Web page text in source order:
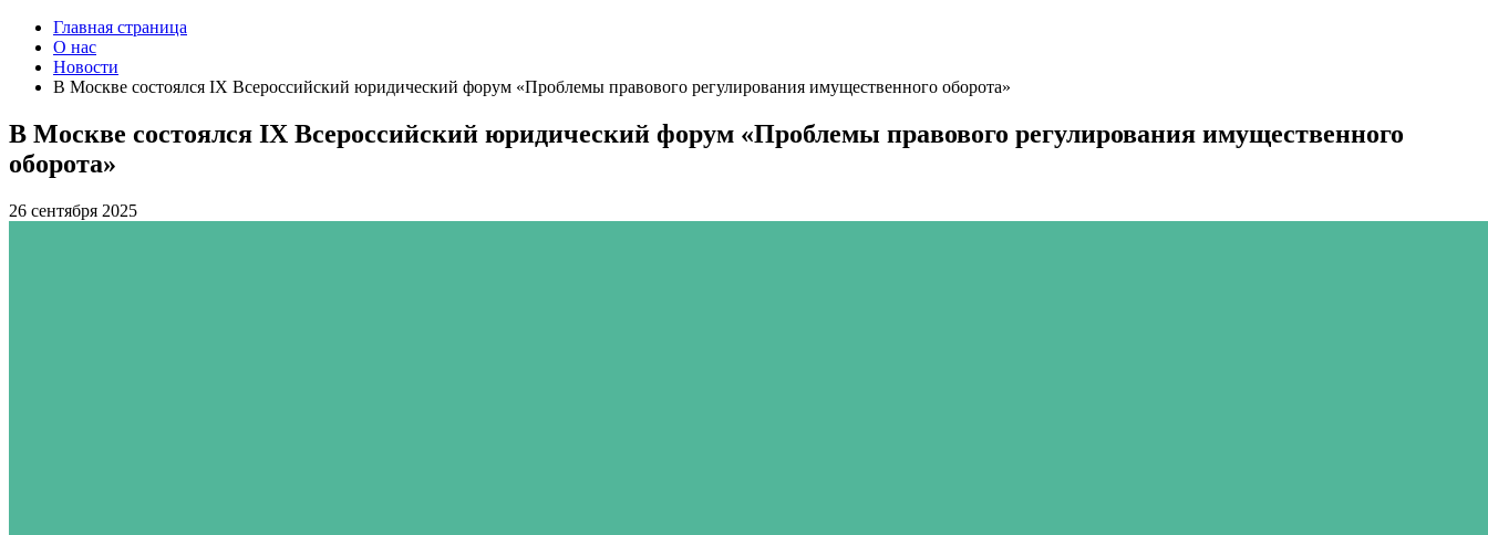
Главная страница
О нас
Новости
В Москве состоялся IX Всероссийский юридический форум «Проблемы правового регулирования имущественного оборота»
В Москве состоялся IX Всероссийский юридический форум «Проблемы правового регулирования имущественного
оборота»
26 сентября 2025